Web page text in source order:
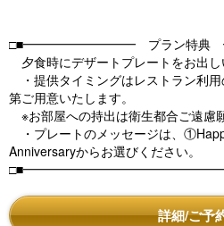
□■━━━━━━━━━ プラン特
夕食時にデザートプレートをお出し
・提供タイミングはレストラン利
第ご用意いたします。
※お部屋への持出は衛生都合ご遠慮
・プレートのメッセージは、
Anniversaryからお選びください。
詳細/ご予